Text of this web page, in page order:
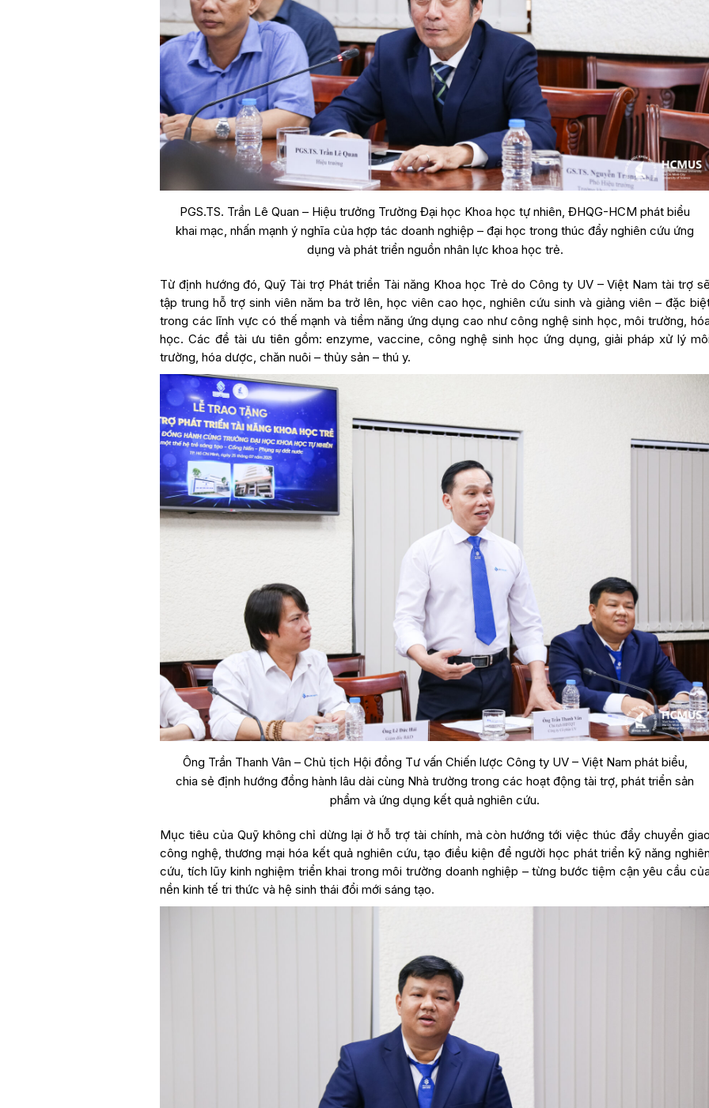
PGS.TS. Trần Lê Quan – Hiệu trưởng Trường Đại học Khoa học tự nhiên, ĐHQG-HCM phát biểu
khai mạc, nhấn mạnh ý nghĩa của hợp tác doanh nghiệp – đại học trong thúc đẩy nghiên cứu ứng
dụng và phát triển nguồn nhân lực khoa học trẻ.
Từ định hướng đó, Quỹ Tài trợ Phát triển Tài năng Khoa học Trẻ do Công ty UV – Việt Nam tài trợ
tập trung hỗ trợ sinh viên năm ba trở lên, học viên cao học, nghiên cứu sinh và giảng viên – đặc
trong các lĩnh vực có thế mạnh và tiềm năng ứng dụng cao như công nghệ sinh học, môi trường,
học. Các đề tài ưu tiên gồm: enzyme, vaccine, công nghệ sinh học ứng dụng, giải pháp xử lý
trường, hóa dược, chăn nuôi – thủy sản – thú y.
Ông Trần Thanh Vân – Chủ tịch Hội đồng Tư vấn Chiến lược Công ty UV – Việt Nam phát biểu,
chia sẻ định hướng đồng hành lâu dài cùng Nhà trường trong các hoạt động tài trợ, phát triển sản
phẩm và ứng dụng kết quả nghiên cứu.
Mục tiêu của Quỹ không chỉ dừng lại ở hỗ trợ tài chính, mà còn hướng tới việc thúc đẩy chuyển
công nghệ, thương mại hóa kết quả nghiên cứu, tạo điều kiện để người học phát triển kỹ năng
cứu, tích lũy kinh nghiệm triển khai trong môi trường doanh nghiệp – từng bước tiệm cận yêu cầu
nền kinh tế tri thức và hệ sinh thái đổi mới sáng tạo.